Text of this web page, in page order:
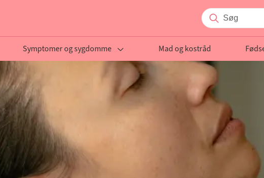
Symptomer og sygdomme Mad og kostråd